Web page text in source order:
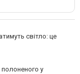
світло: це
полоненого у